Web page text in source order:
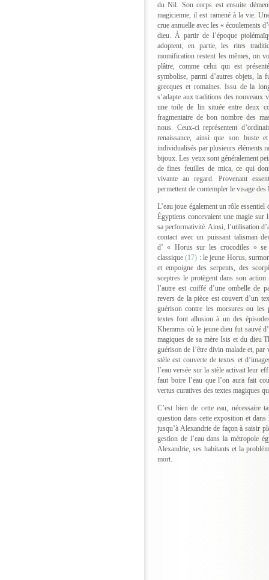
du Nil. Son corps est ensuite
magicienne, il est ramené à la vie.
crue annuelle avec les « écoulements
dieu. À partir de l’époque
adoptent, en partie, les rites
momification restent les mêmes, on
plâtre, comme celui qui est
symbolise, parmi d’autres objets, la
grecques et romaines. Issu de la
s’adapte aux traditions des nouveaux
une toile de lin située entre deux
fragmentaire de bon nombre des
nous. Ceux-ci représentent
renaissance, ainsi que son buste
individualisés par plusieurs éléments
bijoux. Les yeux sont généralement
de fines feuilles de mica, ce qui
vivante au regard. Provenant
permettent de contempler le visage
L’eau joue également un rôle
Égyptiens concevaient une magie
sa performativité. Ainsi, l’utilisation
contact avec un puissant talisman
d’ « Horus sur les crocodiles » se
classique (17) : le jeune Horus,
et empoigne des serpents, des
sceptres le protègent dans son
l’autre est coiffé d’une ombelle de
revers de la pièce est couvert d’un
guérison contre les morsures ou les
textes font allusion à un des
Khemmis où le jeune dieu fut sauvé
magiques de sa mère Isis et du dieu
guérison de l’être divin malade et, par
stèle est couverte de textes et
l’eau versée sur la stèle activait leur
faut boire l’eau que l’on aura fait
vertus curatives des textes magiques
C’est bien de cette eau, nécessaire
question dans cette exposition et
jusqu’à Alexandrie de façon à saisir
gestion de l’eau dans la métropole
Alexandrie, ses habitants et la
mort.